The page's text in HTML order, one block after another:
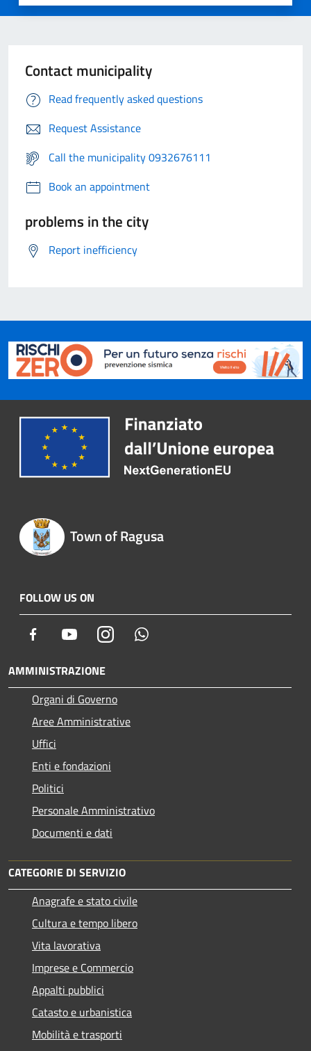
Contact municipality
Read frequently asked questions
Request Assistance
Call the municipality 0932676111
Book an appointment
problems in the city
Report inefficiency
Town of Ragusa
FOLLOW US ON
Facebook YoutubeInstagram
AMMINISTRAZIONE
Organi di Governo
Aree Amministrative
Uffici
Enti e fondazioni
Politici
Personale Amministrativo
Documenti e dati
CATEGORIE DI SERVIZIO
Anagrafe e stato civile
Cultura e tempo libero
Vita lavorativa
Imprese e Commercio
Appalti pubblici
Catasto e urbanistica
Mobilità e trasporti